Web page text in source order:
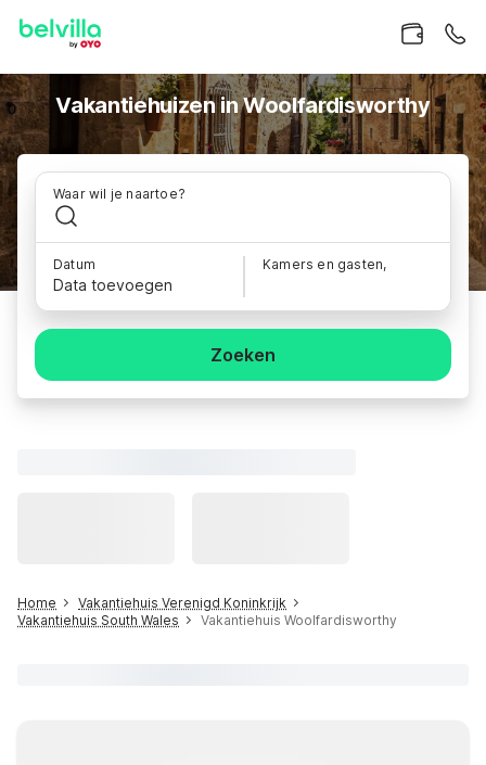
Vakantiehuizen in Woolfardisworthy
Waar wil je naartoe?
Datum
Data toevoegen
Kamers en gasten,
Zoeken
Home
Vakantiehuis Verenigd Koninkrijk
Vakantiehuis South Wales
Vakantiehuis Woolfardisworthy